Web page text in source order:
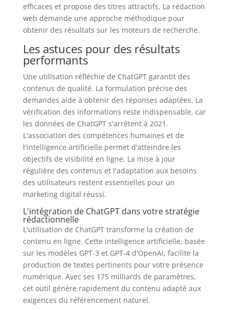
efficaces et propose des titres attractifs. La rédaction
web demande une approche méthodique pour
obtenir des résultats sur les moteurs de recherche.
Les astuces pour des résultats
performants
Une utilisation réfléchie de ChatGPT garantit des
contenus de qualité. La formulation précise des
demandes aide à obtenir des réponses adaptées. La
vérification des informations reste indispensable, car
les données de ChatGPT s'arrêtent à 2021.
L'association des compétences humaines et de
l'intelligence artificielle permet d'atteindre les
objectifs de visibilité en ligne. La mise à jour
régulière des contenus et l'adaptation aux besoins
des utilisateurs restent essentielles pour un
marketing digital réussi.
L'intégration de ChatGPT dans votre stratégie
rédactionnelle
L'utilisation de ChatGPT transforme la création de
contenu en ligne. Cette intelligence artificielle, basée
sur les modèles GPT-3 et GPT-4 d'OpenAI, facilite la
production de textes pertinents pour votre présence
numérique. Avec ses 175 milliards de paramètres,
cet outil génère rapidement du contenu adapté aux
exigences du référencement naturel.